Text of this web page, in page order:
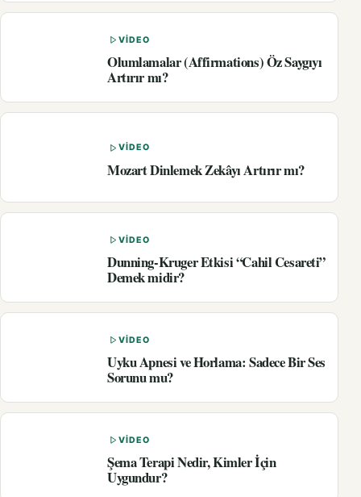
VIDEO
Olumlamalar (Affirmations) Öz Saygıyı
Artırır mı?
VIDEO
Mozart Dinlemek Zekâyı Artırır mı?
VIDEO
Dunning-Kruger Etkisi “Cahil Cesareti”
Demek midir?
VIDEO
Uyku Apnesi ve Horlama: Sadece Bir Ses
Sorunu mu?
VIDEO
Şema Terapi Nedir, Kimler İçin
Uygundur?